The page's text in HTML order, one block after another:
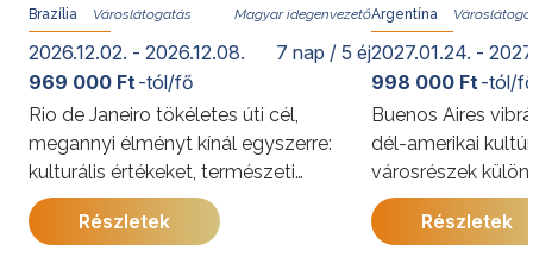
VÁROSLÁTOGATÁS
Brazília Magyar idegenvezető
2026.12.02. - 2026.12.08. 7 nap / 5 éj
Rio de Janeiro tökéletes úti cél,
megannyi élményt kínál egyszerre:
kulturális értékeket, természeti
kincseket, világhírű strandokat, a
szambát és a bossanovát, izgalmas
969 000 Ft-tól/fő
Részletek
Argentína
2027.01.24. -
Buenos Aires
dél-amerikai
városrészek
kínálja. A program
megismerkedhet
998 000 Ft-tól/
Részletek